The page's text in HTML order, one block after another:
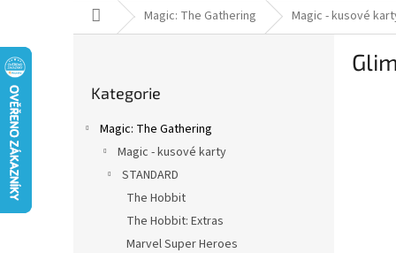
Domů Magic: The Gathering Magic - kusové
kategorie
Kategorie
Magic: The Gathering
Magic - kusové karty
STANDARD
The Hobbit
The Hobbit: Extras
Marvel Super Heroes